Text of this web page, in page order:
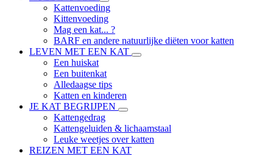
Kattenvoeding
Kittenvoeding
Mag een kat... ?
BARF en andere natuurlijke diëten voor katten
LEVEN MET EEN KAT
Een huiskat
Een buitenkat
Alledaagse tips
Katten en kinderen
JE KAT BEGRIJPEN
Kattengedrag
Kattengeluiden & lichaamstaal
Leuke weetjes over katten
REIZEN MET EEN KAT